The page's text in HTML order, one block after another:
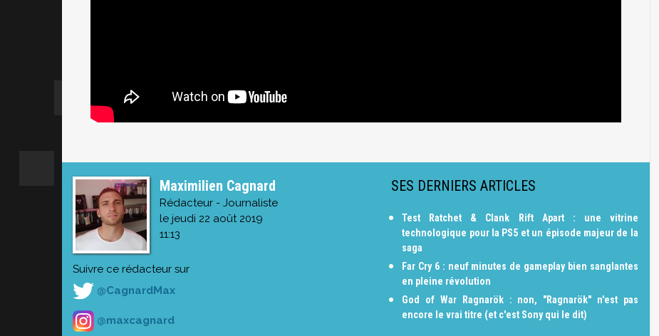
Maximilien Cagnard
Rédacteur - Journaliste
le jeudi 22 août 2019
11:13
Suivre ce rédacteur sur
@CagnardMax
@maxcagnard
SES DERNIERS ARTICLES
Test Ratchet & Clank Rift Apart : une vitrine
technologique pour la PS5 et un épisode majeur de la
saga
Far Cry 6 : neuf minutes de gameplay bien sanglantes
en pleine révolution
God of War Ragnarök : non, "Ragnarök" n'est pas
encore le vrai titre (et c'est Sony qui le dit)